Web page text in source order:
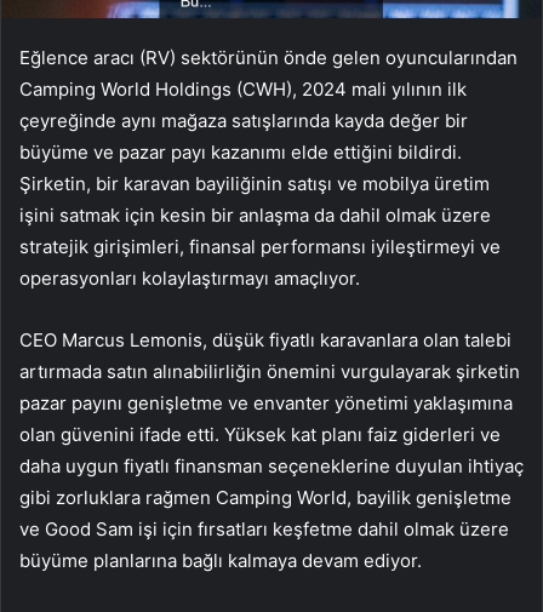
Eğlence aracı (RV) sektörünün önde gelen oyuncularından
Camping World Holdings (CWH), 2024 mali yılının ilk
çeyreğinde aynı mağaza satışlarında kayda değer bir
büyüme ve pazar payı kazanımı elde ettiğini bildirdi.
Şirketin, bir karavan bayiliğinin satışı ve mobilya üretim
işini satmak için kesin bir anlaşma da dahil olmak üzere
stratejik girişimleri, finansal performansı iyileştirmeyi ve
operasyonları kolaylaştırmayı amaçlıyor.
CEO Marcus Lemonis, düşük fiyatlı karavanlara olan talebi
artırmada satın alınabilirliğin önemini vurgulayarak şirketin
pazar payını genişletme ve envanter yönetimi yaklaşımına
olan güvenini ifade etti. Yüksek kat planı faiz giderleri ve
daha uygun fiyatlı finansman seçeneklerine duyulan ihtiyaç
gibi zorluklara rağmen Camping World, bayilik genişletme
ve Good Sam işi için fırsatları keşfetme dahil olmak üzere
büyüme planlarına bağlı kalmaya devam ediyor.